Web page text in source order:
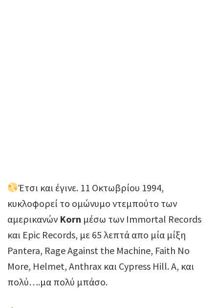
Έτσι και έγινε. 11 Οκτωβρίου 1994,
κυκλοφορεί το ομώνυμο ντεμπούτο των
αμερικανών Korn μέσω των Immortal Records
και Epic Records, με 65 λεπτά απο μία μίξη
Pantera, Rage Against the Machine, Faith No
More, Helmet, Anthrax και Cypress Hill. Α, και
πολύ….μα πολύ μπάσο.